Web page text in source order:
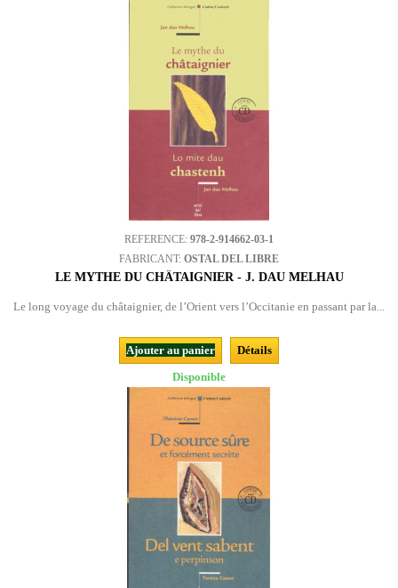
REFERENCE: 978-2-914662-03-1
FABRICANT: OSTAL DEL LIBRE
LE MYTHE DU CHÂTAIGNIER - J. DAU MELHAU
Le long voyage du châtaignier, de l’Orient vers l’Occitanie en passant par la...
Ajouter au panier
Détails
Disponible